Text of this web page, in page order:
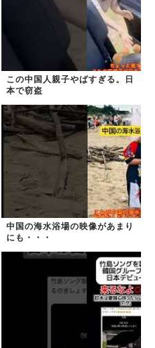
この中国人親子やばすぎる。日
本で窃盗
中国の海水浴場の映像があまり
にも・・・